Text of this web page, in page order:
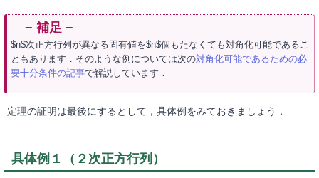
$n$次正方行列が異なる固有値を$n$個もたなくても対角化可能であるこ
ともあります．そのような例については次の対角化可能であるための必
要十分条件の記事で解説しています．
定理の証明は最後にするとして，具体例をみておきましょう．
具体例１（２次正方行列）